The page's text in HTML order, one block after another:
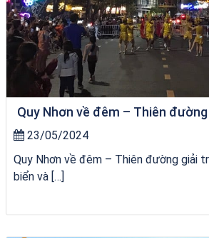
Quy Nhơn về đêm – Thiên
23/05/2024
Quy Nhơn về đêm – Thiên đường giải
biển và […]